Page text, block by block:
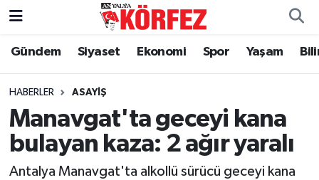
Gündem Siyaset Ekonomi Spor Yaşam
HABERLER ASAYIŞ
Manavgat'ta geceyi kana
bulayan kaza: 2 ağır yaralı
Antalya Manavgat'ta alkollü sürücü geceyi kana
Gündem
Siyaset
Yerel Yönetim
Nöbetçi Eczaneler
Hava Durumu
Trafik Durumu